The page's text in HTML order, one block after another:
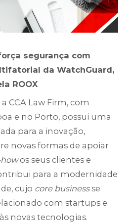
segurança com
da WatchGuard,
ROOX
CCA Law Firm, com
e no Porto, possui uma
para a inovação,
novas formas de apoiar
os seus clientes e
para a modernidade
cujo core businessse
com startups e
novas tecnologias.